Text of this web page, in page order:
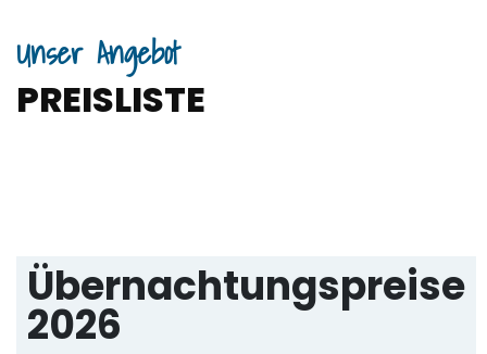
Unser Angebot
PREISLISTE
Übernachtungspreise
2026